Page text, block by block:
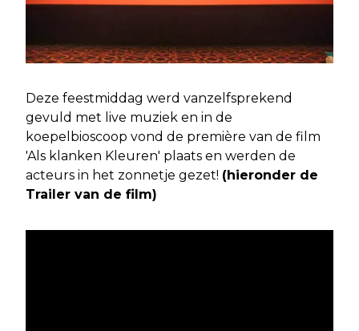
Deze feestmiddag werd vanzelfsprekend
gevuld met live muziek en in de
koepelbioscoop vond de première van de film
'Als klanken Kleuren' plaats en werden de
acteurs in het zonnetje gezet! (hieronder de
Trailer van de film)